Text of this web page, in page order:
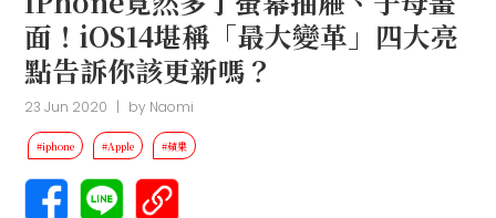
面！iOS14堪稱「最大變革」四大亮
點告訴你該更新嗎？
23 Jun 2020 | by Naomi
#iphone #Apple #蘋果